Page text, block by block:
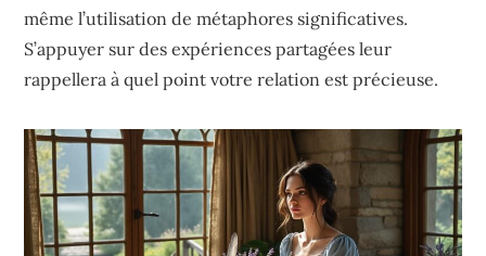
même l’utilisation de métaphores significatives.
S’appuyer sur des expériences partagées leur
rappellera à quel point votre relation est précieuse.